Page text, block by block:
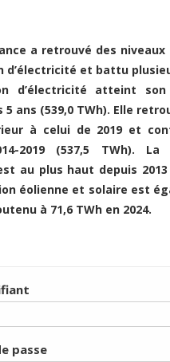
a retrouvé des
d’électricité et battu
d’électricité atteint
5 ans (539,0 TWh). Elle
à celui de 2019 et
2019 (537,5 TWh). La
au plus haut depuis 2013
éolienne et solaire est
à 71,6 TWh en 2024.
passe